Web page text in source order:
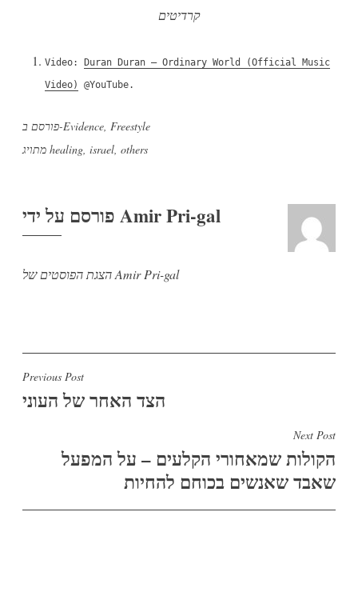
קרדיטים
Video:
Duran Duran – Ordinary World (Official Music
Video)
@YouTube.
פורסם ב-Evidence, Freestyle
healing israel others
Amir Pri-gal
הצגת הפוסטים של Amir Pri-gal
ניווט
Previous Post
הצד האחר של העוני
Next Post
הקולות שמאחורי הקלעים – על המפעל
שאבד שאנשים בכוחם להחיות